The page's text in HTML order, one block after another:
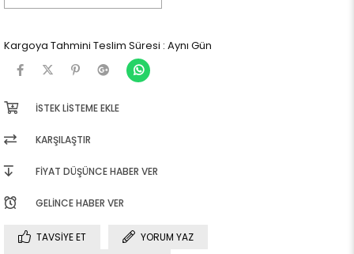
Kargoya Tahmini Teslim Süresi : Aynı Gün
İSTEK LISTEME EKLE
KARŞILAŞTIR
FIYAT DÜŞÜNCE HABER VER
GELINCE HABER VER
TAVSIYE ET
YORUM YAZ